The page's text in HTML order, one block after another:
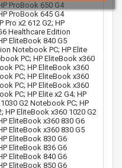
ProBook 650 G4
ProBook 645 G4
Pro x2 612 G2; HP
Healthcare Edition
EliteBook 840 G5
Notebook PC; HP Elite
PC; HP EliteBook x360
PC; HP EliteBook x360
PC; HP EliteBook x360
PC; HP EliteBook x360
PC; HP Elite x2 G4; HP
G2 Notebook PC; HP
HP EliteBook x360 1020 G2
EliteBook x360 830 G6
EliteBook x360 830 G5
EliteBook 830 G6
EliteBook 836 G6
EliteBook 840 G6
EliteBook 850 G6